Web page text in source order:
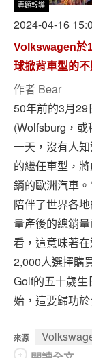
專題報導
2024-04-16
Volkswagen於
球掀背車型的
作者 Bear
50年前的3月29
(Wolfsburg，
一天，沒有人
的繼任車型，
銷的歐洲汽車
陪伴了世界各
量產後的總銷
看，這意味著
2,000人選擇購
Golf的五十歲
始，這要歸功
來源